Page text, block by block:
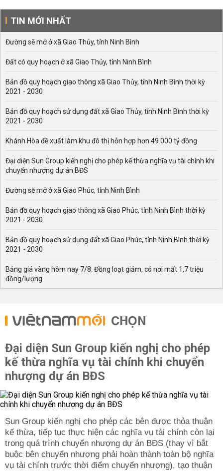
TIN MỚI NHẤT
Đường sẽ mở ở xã Giao Thủy, tỉnh Ninh Bình
Đất có quy hoạch ở xã Giao Thủy, tỉnh Ninh Bình
Bản đồ quy hoạch giao thông xã Giao Thủy, tỉnh Ninh Bình thời kỳ
2021 - 2030
Bản đồ quy hoạch sử dụng đất xã Giao Thủy, tỉnh Ninh Bình thời kỳ
2021 - 2030
Khánh Hòa đề xuất làm khu đô thị hỗn hợp hơn 49.000 tỷ đồng
Đại diện Sun Group kiến nghị cho phép kế thừa nghĩa vụ tài chính khi
chuyển nhượng dự án BĐS
Đường sẽ mở ở xã Giao Phúc, tỉnh Ninh Bình
Bản đồ quy hoạch giao thông xã Giao Phúc, tỉnh Ninh Bình thời kỳ
2021 - 2030
Bản đồ quy hoạch sử dụng đất xã Giao Phúc, tỉnh Ninh Bình thời kỳ
2021 - 2030
Bảng giá vàng hôm nay 7/8: Đồng loạt giảm, có nơi mất 1,7 triệu
đồng/lượng
CHỌN
Đại diện Sun Group kiến nghị cho phép
kế thừa nghĩa vụ tài chính khi chuyển
nhượng dự án BĐS
Sun Group kiến nghị cho phép các bên được thỏa thuận
kế thừa, tiếp tục thực hiện các nghĩa vụ tài chính còn lại
trong quá trình chuyển nhượng dự án BĐS (thay vì bắt
buộc bên chuyển nhượng phải hoàn thành toàn bộ nghĩa
vụ tài chính trước thời điểm chuyển nhượng), tạo thuận